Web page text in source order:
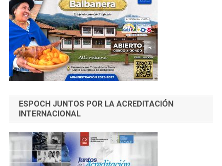
ESPOCH JUNTOS POR LA ACREDITACIÓN
INTERNACIONAL